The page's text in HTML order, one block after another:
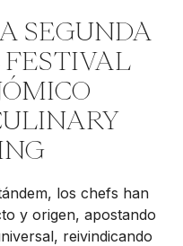
SEGUNDA
FESTIVAL
los chefs han
y origen, apostando
reivindicando